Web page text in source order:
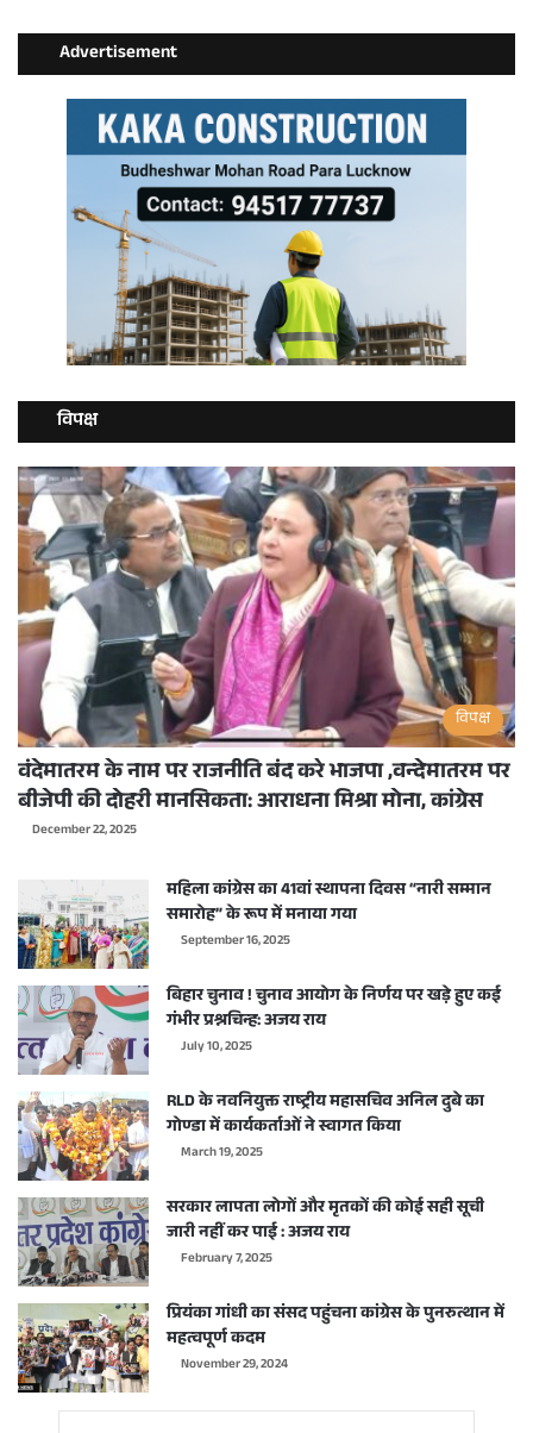
Advertisement
विपक्ष
विपक्ष
वंदेमातरम के नाम पर राजनीति बंद करे भाजपा ,वन्देमातरम पर
बीजेपी की दोहरी मानसिकता: आराधना मिश्रा मोना, कांग्रेस
December 22, 2025
महिला कांग्रेस का 41वां स्थापना दिवस “नारी सम्मान
समारोह” के रूप में मनाया गया
September 16, 2025
बिहार चुनाव ! चुनाव आयोग के निर्णय पर खड़े हुए कई
गंभीर प्रश्नचिन्ह: अजय राय
July 10, 2025
RLD के नवनियुक्त राष्ट्रीय महासचिव अनिल दुबे का
गोण्डा में कार्यकर्ताओं ने स्वागत किया
March 19, 2025
सरकार लापता लोगों और मृतकों की कोई सही सूची
जारी नहीं कर पाई : अजय राय
February 7, 2025
प्रियंका गांधी का संसद पहुंचना कांग्रेस के पुनरुत्थान में
महत्वपूर्ण कदम
November 29, 2024